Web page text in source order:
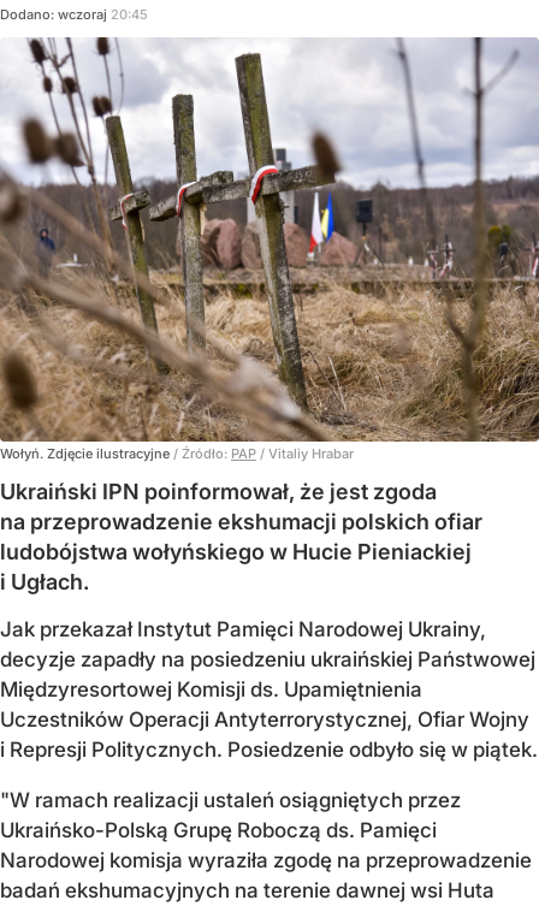
Dodano: wczoraj 20:45
Wołyń. Zdjęcie ilustracyjne / Źródło: PAP / Vitaliy Hrabar
Ukraiński IPN poinformował, że jest zgoda
na przeprowadzenie ekshumacji polskich ofiar
ludobójstwa wołyńskiego w Hucie Pieniackiej
i Ugłach.
Jak przekazał Instytut Pamięci Narodowej Ukrainy,
decyzje zapadły na posiedzeniu ukraińskiej Państwowej
Międzyresortowej Komisji ds. Upamiętnienia
Uczestników Operacji Antyterrorystycznej, Ofiar Wojny
i Represji Politycznych. Posiedzenie odbyło się w piątek.
"W ramach realizacji ustaleń osiągniętych przez
Ukraińsko-Polską Grupę Roboczą ds. Pamięci
Narodowej komisja wyraziła zgodę na przeprowadzenie
badań ekshumacyjnych na terenie dawnej wsi Huta